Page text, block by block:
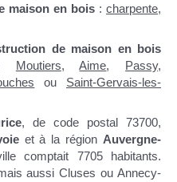
maison en bois : charpente,
de maison en bois
Moutiers,Aime, Passy,
ou Saint-Gervais-les-
, de code postal 73700,
et à la région Auvergne-
comptait 7705 habitants.
aussi Cluses ou Annecy-